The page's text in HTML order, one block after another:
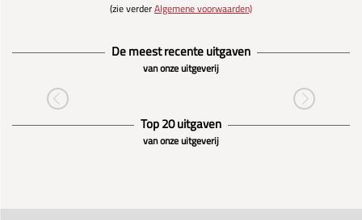
(zie verderAlgemene voorwaarden)
De meest recente uitgaven
van onze uitgeverij
Top 20 uitgaven
van onze uitgeverij